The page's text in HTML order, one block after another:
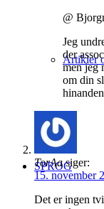
Artikler
SPROG
@
Jeg
der
men jeg
om din
TorAa siger:
15. november
Det er ingen